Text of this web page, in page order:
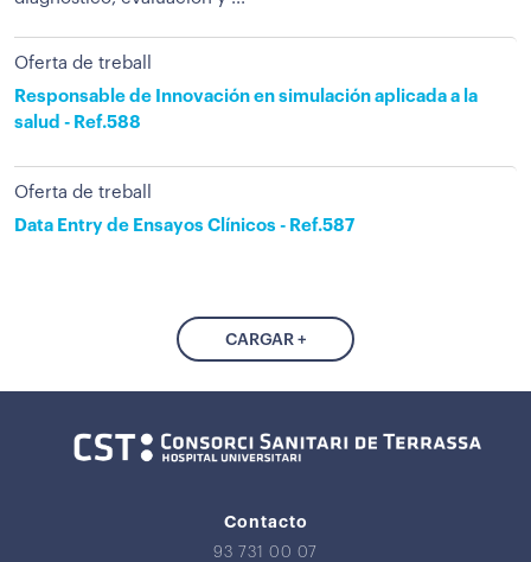
Oferta de treball
Responsable de Innovación en simulación aplicada a la
salud - Ref.588
Oferta de treball
Data Entry de Ensayos Clínicos - Ref.587
CARGAR +
Contacto
93 731 00 07